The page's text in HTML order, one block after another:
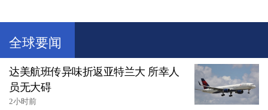
全球要闻
达美航班传异味折返亚特兰大 所幸人
员无大碍
2小时前